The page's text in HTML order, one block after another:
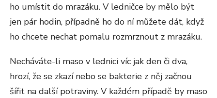
ho umístit do mrazáku. V ledničce by mělo být
jen pár hodin, případně ho do ní můžete dát, když
ho chcete nechat pomalu rozmrznout z mrazáku.
Necháváte-li maso v lednici víc jak den či dva,
hrozí, že se zkazí nebo se bakterie z něj začnou
šířit na další potraviny. V každém případě by maso